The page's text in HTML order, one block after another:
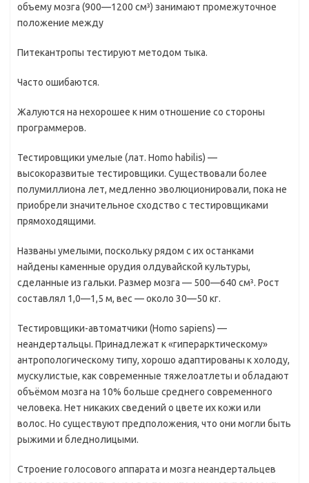
объему мозга (900—1200 см³) занимают промежуточное
положение между
Питекантропы тестируют методом тыка.
Часто ошибаются.
Жалуются на нехорошее к ним отношение со стороны
программеров.
Тестировщики умелые (лат. Homo habilis) —
высокоразвитые тестировщики. Существовали более
полумиллиона лет, медленно эволюционировали, пока не
приобрели значительное сходство с тестировщиками
прямоходящими.
Названы умелыми, поскольку рядом с их останками
найдены каменные орудия олдувайской культуры,
сделанные из гальки. Размер мозга — 500—640 см³. Рост
составлял 1,0—1,5 м, вес — около 30—50 кг.
Тестировщики-автоматчики (Homo sapiens) —
неандертальцы. Принадлежат к «гиперарктическому»
антропологическому типу, хорошо адаптированы к холоду,
мускулистые, как современные тяжелоатлеты и обладают
объёмом мозга на 10% больше среднего современного
человека. Нет никаких сведений о цвете их кожи или
волос. Но существуют предположения, что они могли быть
рыжими и бледнолицыми.
Строение голосового аппарата и мозга неандертальцев